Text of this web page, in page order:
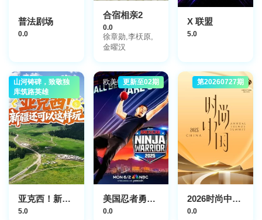
普法剧场
0.0
合宿相亲2
0.0
徐章勋,李枖原,
金曜汉
X 联盟
5.0
大陆综艺
山河铸碑，致敬独
库筑路英雄
亚克西！新疆还可以这样玩！
5.0
欧美综艺更新至02期
美国忍者勇士第18季
0.0
第20260727期
2026时尚中国之夜
0.0